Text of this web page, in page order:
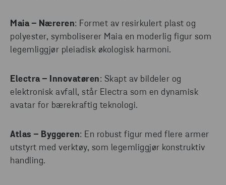
Maia – Næreren: Formet av resirkulert plast og
polyester, symboliserer Maia en moderlig figur som
legemliggjør pleiadisk økologisk harmoni.
Electra – Innovatøren: Skapt av bildeler og
elektronisk avfall, står Electra som en dynamisk
avatar for bærekraftig teknologi.
Atlas – Byggeren: En robust figur med flere armer
utstyrt med verktøy, som legemliggjør konstruktiv
handling.